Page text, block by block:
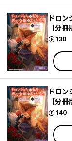
ドロン
【分
130
ポイント
ドロン
【分
140
ポイント